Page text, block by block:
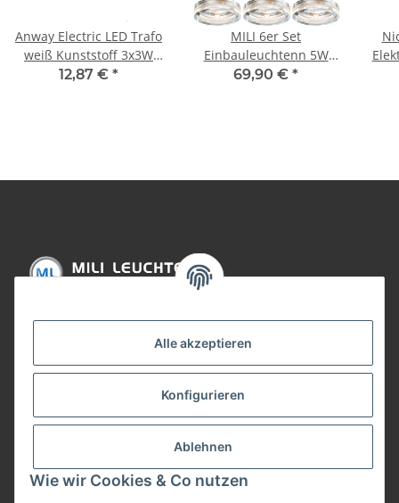
Alle akzeptieren
Konfigurieren
Ablehnen
Wie wir Cookies & Co nutzen
Anway Electric LED Trafo
weiß Kunststoff 3x3W
700mA 12,5V IP20 AC/DC
12,87 € *
MILI 6er Set
Einbauleuchtenn 5W
GU10 3000K 230V 350
69,90 € *
Gesetzliche Informationen
Bezahlung